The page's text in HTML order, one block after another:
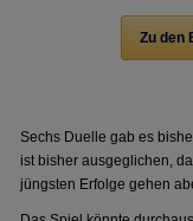
Zu den
Sechs Duelle gab es
ist bisher ausgeglichen,
jüngsten Erfolge gehen